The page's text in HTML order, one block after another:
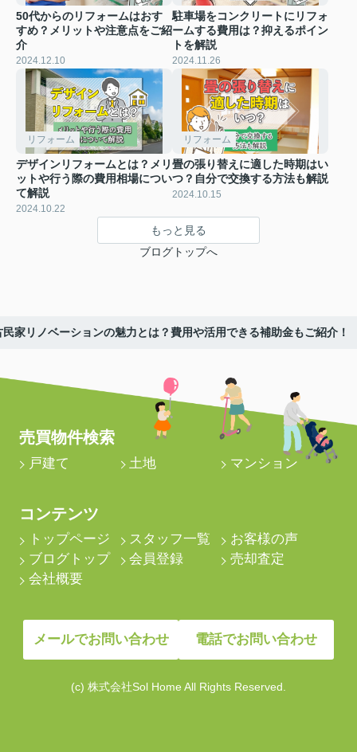
50代からのリフォームはおす
すめ？メリットや注意点をご紹
介
2024.12.10
駐車場をコンクリートにリフォ
ームする費用は？抑えるポイン
トを解説
2024.11.26
リフォーム
デザインリフォームとは？メリ
ットや行う際の費用相場につい
て解説
2024.10.22
リフォーム
畳の張り替えに適した時期はい
つ？自分で交換する方法も解説
2024.10.15
もっと見る
ブログトップへ
民家リノベーションの魅力とは？費用や活用できる補助金もご紹介！
売買物件検索
戸建て 土地 マンション
コンテンツ
トップページ スタッフ一覧
お客様の声
ブログトップ
会員登録
売却査定
会社概要
メールでお問い合わせ 電話でお問い合わせ
(c) 株式会社Sol Home All Rights Reserved.